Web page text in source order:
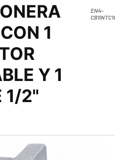
1
Y 1
1/2"
EN4-